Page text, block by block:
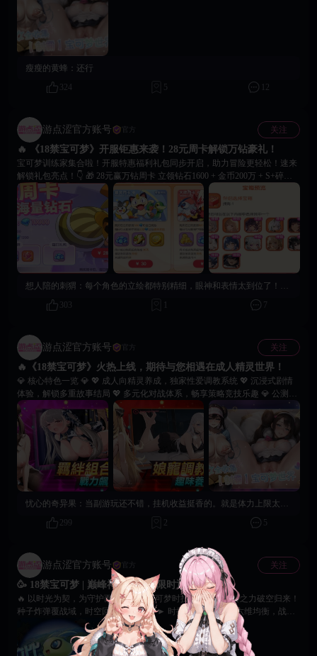
瘦瘦的黄蜂： 还行
324
5 12
游点涩官方账号 官方 关注
🔥 《18禁宝可梦》开服钜惠来袭！28元周卡解锁万钻豪礼！
宝可梦训练家集合啦！开服特惠福利礼包同步开启，助力冒险更轻松！速来
解锁礼包亮点！👇 🎁 28元赢万钻周卡 立领钻石1600 + 金币200万 + S+碎片
×10，七日共计10000钻奖励，自动发放至邮箱！ 🎁 30元精灵月卡特权 登录
收益提升、体力上限加成、每日钻石补给，长期性价比拉满！ 🎁 88元豪华
大师月卡 每日800钻 + 金币100万 + 豪华成长资源，全方面加速成长！ 🎁 多
档位开服限时礼包 全档位终身限购，含648稀有等级大礼包，红色材料 &
S+神兽任选！ 🎁 情欲伴侣限购宝箱（60元） 12位伴侣任选其一，送2888钻
+ 神兽召唤券40，体验成人情欲调教玩法！ 别忘记使用兑换码 {pkm888} /
{pkm666} 领取新手福利哦！欢迎在社区及评论区分享游戏攻略与精彩瞬
共赴冒险！
想人陪的刺猬： 每个角色的立绘都特别精细，眼神和表情太到位了！细节精致！👀心动不已
7
游点涩官方账号 官方 关注
🔥《18禁宝可梦》火热上线，期待与您相遇在成人精灵世界！
💎 核心特色一览 💎 💖 成人向精灵养成，独家性爱调教系统 💖 沉浸式剧情
体验，解锁多重故事结局 💖 多元化对战体系，畅享策略竞技乐趣 💎 公测专
属福利 💎 🎁 登录即领：SSR级精灵和钻石资源道具 🎁 七日签到：限定皮肤
及大量培养素材 🎁 首充特惠：双倍钻石返还，解锁限定精灵 🎁 即刻启程，
书写属于您的精灵传说！ 🙌 冒险的号角已经吹响，传奇的篇章待您书写！
立即下载，开启专属您的精灵契约！
忧心的奇异果： 当副游玩还不错，挂机收益挺香的。就是体力上限太低了，上班摸鱼时清两次就没了，建议多送点道具！
299
2 5
游点涩官方账号 官方 关注
🥳 18禁宝可梦 | 巅峰神兽时拉比限时返场！
🔥 以时光为契，为守护而战！幻之宝可梦时拉比携时空逆转之力破空归来！
种子炸弹覆战域，时空回溯改胜负！ ► 时拉比限时返场：六维均衡，战术
全能 ► 至臻时装「时间侠盗」同步上线 ► 专属橙携「索尔合体器」登
场，提升续航与技能衔接 ► 种子炸弹 + 时空回溯，攻防一体掌控战场节奏
🎯 互动活动 1. 截取时拉比的战斗状态图片 2. 在本贴评论区附图进行留言